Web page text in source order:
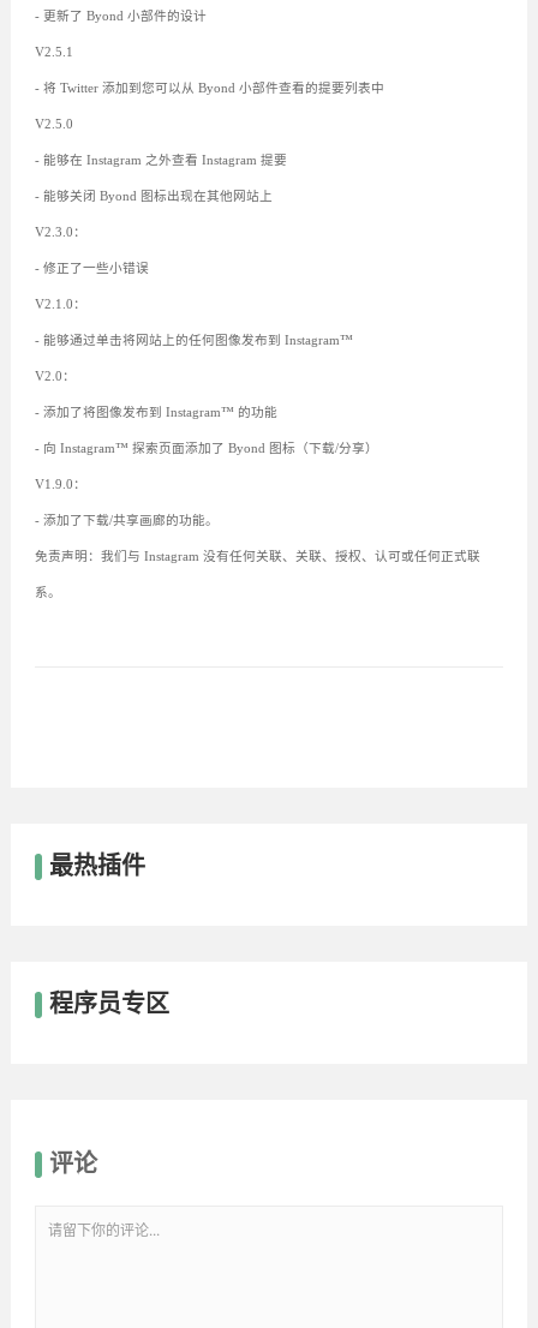
- 更新了 Byond 小部件的设计
V2.5.1
- 将 Twitter 添加到您可以从 Byond 小部件查看的提要列表中
V2.5.0
- 能够在 Instagram 之外查看 Instagram 提要
- 能够关闭 Byond 图标出现在其他网站上
V2.3.0：
- 修正了一些小错误
V2.1.0：
- 能够通过单击将网站上的任何图像发布到 Instagram™
V2.0：
- 添加了将图像发布到 Instagram™ 的功能
- 向 Instagram™ 探索页面添加了 Byond 图标（下载/分享）
V1.9.0：
- 添加了下载/共享画廊的功能。
免责声明：我们与 Instagram 没有任何关联、关联、授权、认可或任何正式联
系。
最热插件
程序员专区
评论